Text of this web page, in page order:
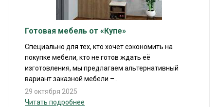
Готовая мебель от «Купе»
Специально для тех, кто хочет сэкономить на
покупке мебели, кто не готов ждать её
изготовления, мы предлагаем альтернативный
вариант заказной мебели –...
29 октября 2025
Читать подробнее